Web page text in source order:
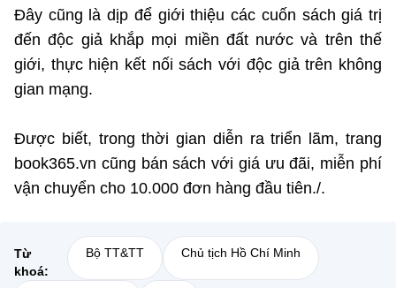
©2026 Bản quyền thuộc Bộ Khoa Học và Công Nghệ
(Ghi rõ nguồn "https://mst.gov.vn" khi phát hành lại thông tin từ
website này)
Đây cũng là dịp để giới thiệu các cuốn sách giá trị
đến độc giả khắp mọi miền đất nước và trên thế
giới, thực hiện kết nối sách với độc giả trên không
gian mạng.
Được biết, trong thời gian diễn ra triển lãm, trang
book365.vn cũng bán sách với giá ưu đãi, miễn phí
vận chuyển cho 10.000 đơn hàng đầu tiên./.
Từ
khoá:
Bộ TT&TT Chủ tịch Hồ Chí Minh